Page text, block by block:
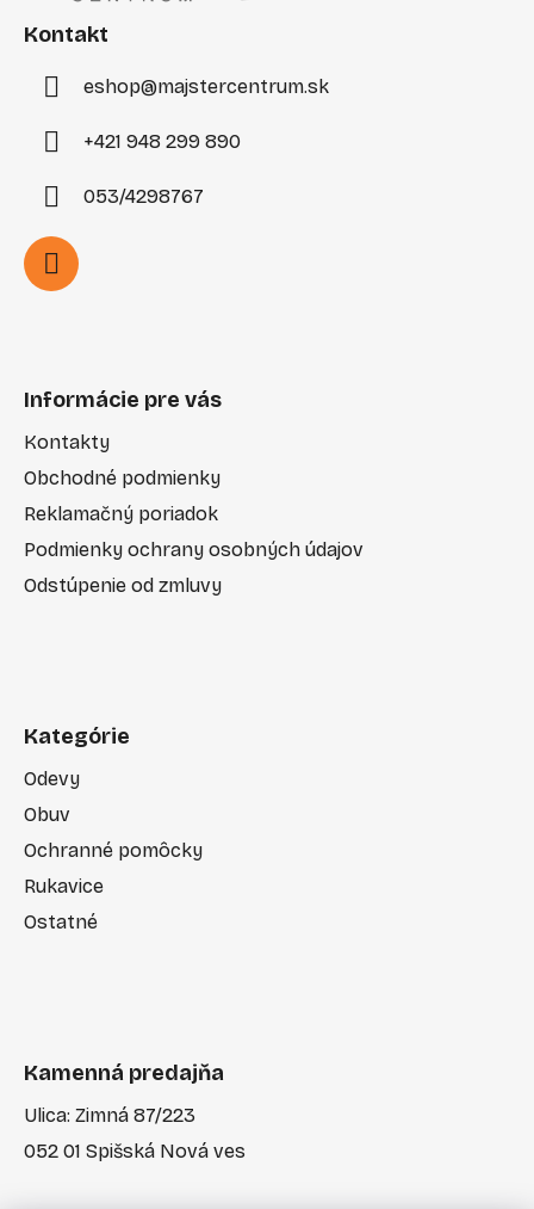
Kontakt
eshop@majstercentrum.sk
+421 948 299 890
053/4298767
Informácie pre vás
Kontakty
Obchodné podmienky
Reklamačný poriadok
Podmienky ochrany osobných údajov
Odstúpenie od zmluvy
Kategórie
Odevy
Obuv
Ochranné pomôcky
Rukavice
Ostatné
Kamenná predajňa
Ulica: Zimná 87/223
052 01 Spišská Nová ves